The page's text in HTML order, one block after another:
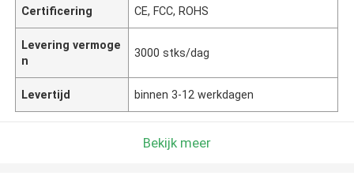
Certificering CE, FCC, ROHS
Levering vermoge
n
3000 stks/dag
Levertijd binnen 3-12 werkdagen
Bekijk meer